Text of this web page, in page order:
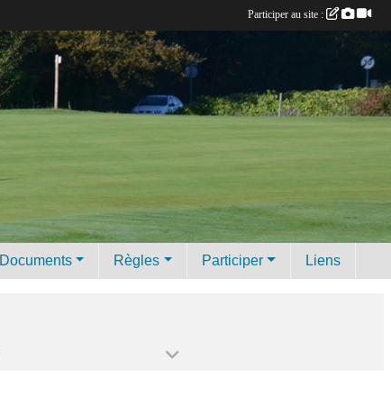
Documents Règles Participer Liens
Participer au site :